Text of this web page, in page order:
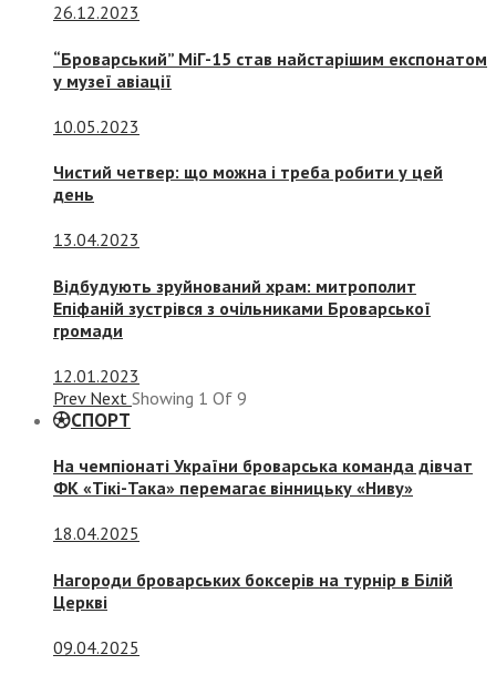
26.12.2023
“Броварський” МіГ-15 став найстарішим експонатом
у музеї авіації
10.05.2023
Чистий четвер: що можна і треба робити у цей
день
13.04.2023
Відбудують зруйнований храм: митрополит
Епіфаній зустрівся з очільниками Броварської
громади
12.01.2023
Prev Next Showing 1 Of 9
СПОРТ
На чемпіонаті України броварська команда дівчат
ФК «Тікі-Така» перемагає вінницьку «Ниву»
18.04.2025
Нагороди броварських боксерів на турнір в Білій
Церкві
09.04.2025